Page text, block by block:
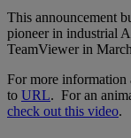
This announcement
pioneer in industrial
TeamViewer in
For more information
to URL. For an
check out this video.